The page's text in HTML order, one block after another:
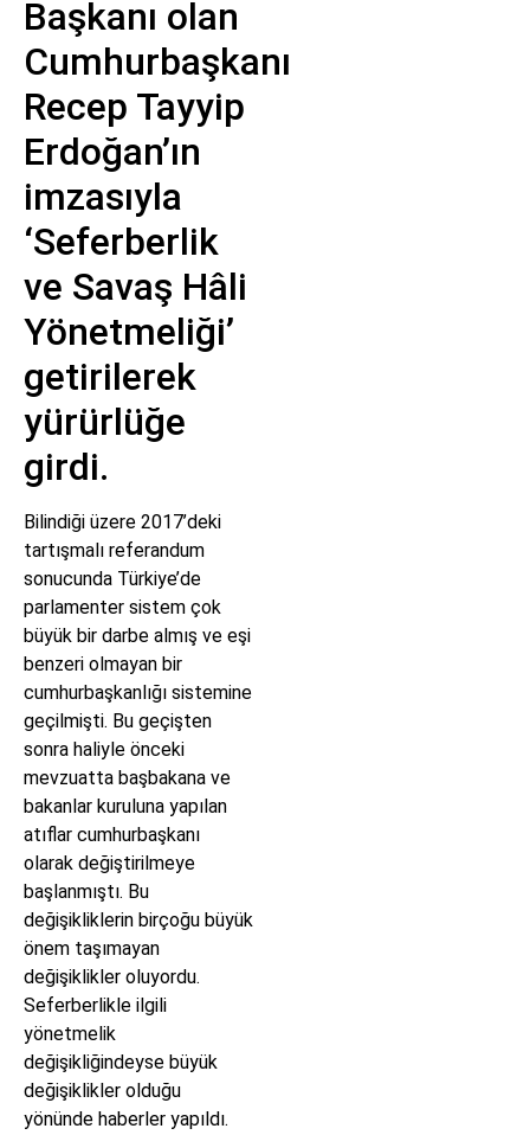
Başkanı olan
Cumhurbaşkanı
Recep Tayyip
Erdoğan’ın
imzasıyla
‘Seferberlik
ve Savaş Hâli
Yönetmeliği’
getirilerek
yürürlüğe
girdi.
Bilindiği üzere 2017’deki
tartışmalı referandum
sonucunda Türkiye’de
parlamenter sistem çok
büyük bir darbe almış ve eşi
benzeri olmayan bir
cumhurbaşkanlığı sistemine
geçilmişti. Bu geçişten
sonra haliyle önceki
mevzuatta başbakana ve
bakanlar kuruluna yapılan
atıflar cumhurbaşkanı
olarak değiştirilmeye
başlanmıştı. Bu
değişikliklerin birçoğu büyük
önem taşımayan
değişiklikler oluyordu.
Seferberlikle ilgili
yönetmelik
değişikliğindeyse büyük
değişiklikler olduğu
yönünde haberler yapıldı.